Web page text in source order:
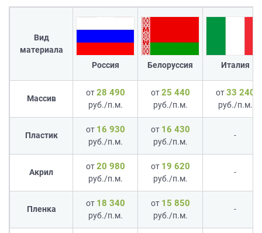
Вид
материала
Россия
Белоруссия Италия
Массив
от28 490
руб./п.м.
от25 440
руб./п.м.
от33 240
руб./п.м.
Пластик
от 16 930
руб./п.м.
от 16 430
руб./п.м.
-
Акрил
от20 980
руб./п.м.
от 19 620
руб./п.м.
-
Пленка
от 18 340
руб./п.м.
от 15 850
руб./п.м.
-